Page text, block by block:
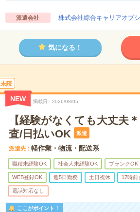
派遣会社 株式会社綜合キャリアオプ
気になる！
未読
NEW 掲載日 2026/08/05
【経験がなくても大丈夫
査/日払いOK
派遣
派遣先 軽作業・物流・配送系
職種未経験OK 社会人未経験OK ブランクOK
WEB登録OK 週5日勤務 土日祝休 17時前
電話対応なし
ここがポイント！